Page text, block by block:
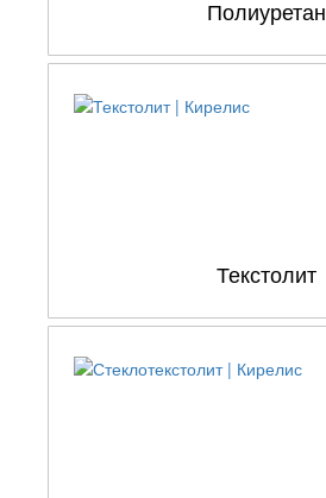
Полиуретан
Текстолит